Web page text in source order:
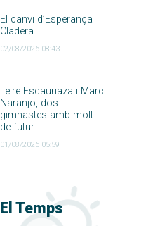
El canvi d’Esperança
Cladera
02/08/2026 08:43
Leire Escauriaza i Marc
Naranjo, dos
gimnastes amb molt
de futur
01/08/2026 05:59
El Temps